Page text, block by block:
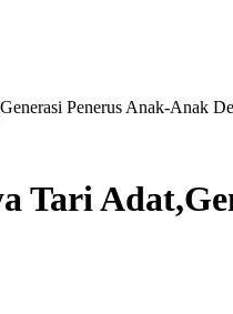
Penerus Anak-Anak
Tari